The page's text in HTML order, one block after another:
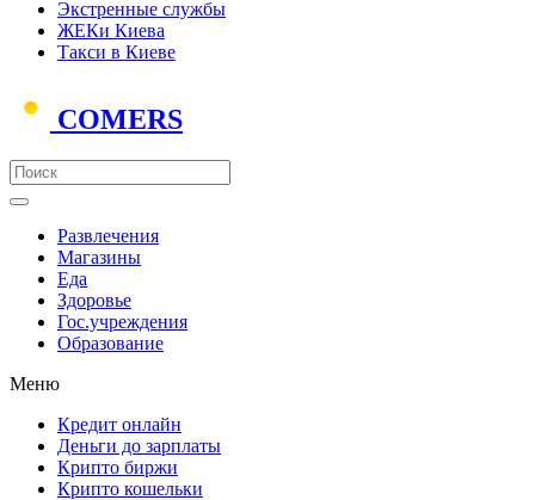
Экстренные службы
ЖЕКи Киева
Такси в Киеве
COMERS
Развлечения
Магазины
Еда
Здоровье
Гос.учреждения
Образование
Меню
Кредит онлайн
Деньги до зарплаты
Крипто биржи
Крипто кошельки